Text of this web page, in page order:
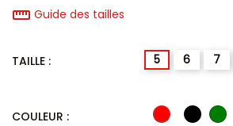
straighten Guide des tailles
TAILLE : 5 6 7
COULEUR : Rouge Noir Vert